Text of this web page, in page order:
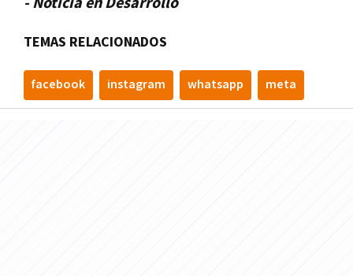
TEMAS RELACIONADOS
facebook instagram whatsapp meta